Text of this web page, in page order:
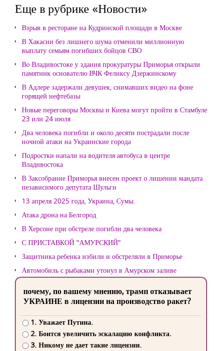
Еще в рубрике «Новости»
Взрыв в ресторане на Кудринской площади в Москве
В Хакасии без лишнего шума отменили миллионную
выплату семьям погибших бойцов СВО
Во Владивостоке у здания прокуратуры Приморья открыли
памятник основателю ВЧК Феликсу Дзержинскому
В Адлере задержали девушек, снимавших видео на фоне
горящей нефтебазы
Новые переговоры Москвы и Киева могут пройти в Стамбуле
23 или 24 июля
Два человека погибли и около десяти пострадали после
ночной атаки на Украинские города
Подростки напали на водителя автобуса в центре
Владивостока
В Заксобрание Приморья внесен проект о лишении мандата
независимого депутата Шульги
13 апреля 2025 года, Украина, Сумы.
Атака дрона на Белгород
В Херсоне при обстреле погибли два человека
С ПРИСТАВКОЙ "АМУРСКИЙ"
Защитника ребенка избили и обстреляли в Приморье
Автомобиль с рыбаками утонул в Амурском заливе
почему, по вашему мнению, трамп отказывает
УКРАИНЕ в лицензии на производство ракет?
1. Уважает Путина.
2. Боится увеличить эскалацию конфликта.
3. Никому не дает такие лицензии.